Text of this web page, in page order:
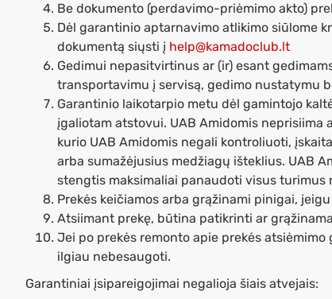
Be dokumento (perdavimo-priėmimo akto)
Dėl garantinio aptarnavimo atlikimo siūlome
dokumentą siųsti į help@kamadoclub.lt
Gedimui nepasitvirtinus ar (ir) esant
transportavimu į servisą, gedimo nustatymu
Garantinio laikotarpio metu dėl gamintojo
įgaliotam atstovui. UAB Amidomis
kurio UAB Amidomis negali kontroliuoti,
arba sumažėjusius medžiagų išteklius. UAB
stengtis maksimaliai panaudoti visus
Prekės keičiamos arba grąžinami pinigai,
Atsiimant prekę, būtina patikrinti ar
Jei po prekės remonto apie prekės
ilgiau nebesaugoti.
Garantiniai įsipareigojimai negalioja šiais atvejais: